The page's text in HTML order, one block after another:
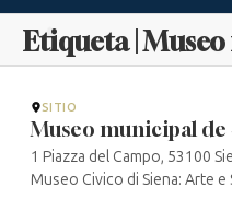
Etiqueta |
SITIO
Museo municipal de
1 Piazza del Campo, 53100
Museo Civico di Siena: Arte e